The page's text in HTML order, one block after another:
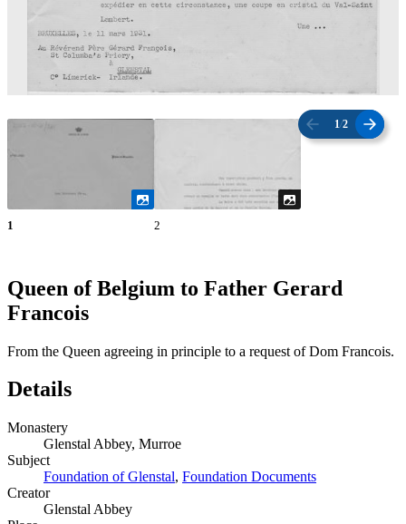
1 /2
1 2
Queen of Belgium to Father Gerard
Francois
From the Queen agreeing in principle to a request of Dom Francois.
Details
Monastery
Glenstal Abbey, Murroe
Subject
Foundation of Glenstal, Foundation Documents
Creator
Glenstal Abbey